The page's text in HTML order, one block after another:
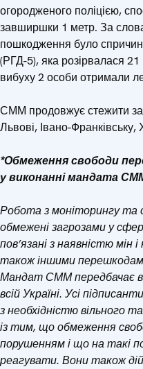
огородженого поліцією,
завширшки 1 метр. За
пошкодження було
(РГД-5), яка розірвалася
вибуху 2 особи отримали
СММ продовжує стежити за
Львові, Івано-Франківську,
*Обмеження свободи
у виконанні мандата
Робота з моніторингу та
обмежені загрозами у
пов’язані з наявністю мін
також іншими
Мандат СММ передбачає
всій Україні. Усі
з необхідністю вільного
із тим, що обмеження
порушенням і що на такі
реагувати. Вони також